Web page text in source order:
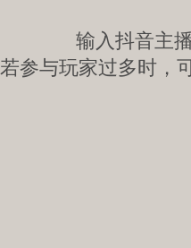
输入抖音主
参与玩家过多时，